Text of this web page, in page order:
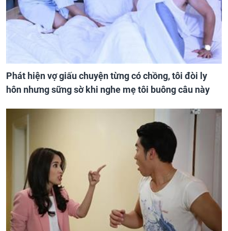
Phát hiện vợ giấu chuyện từng có chồng, tôi đòi ly
hôn nhưng sững sờ khi nghe mẹ tôi buông câu này